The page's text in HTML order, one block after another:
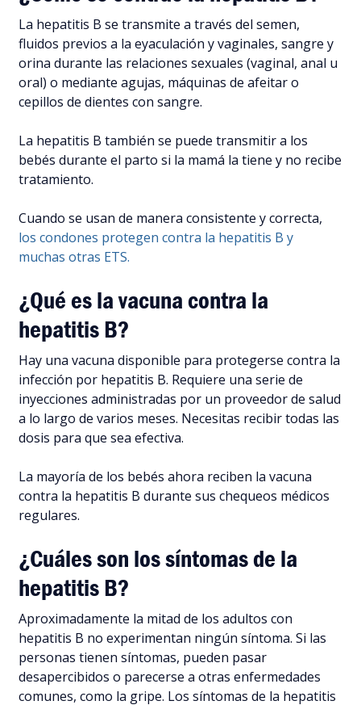
La hepatitis B se transmite a través del semen,
fluidos previos a la eyaculación y vaginales, sangre y
orina durante las relaciones sexuales (vaginal, anal u
oral) o mediante agujas, máquinas de afeitar o
cepillos de dientes con sangre.
La hepatitis B también se puede transmitir a los
bebés durante el parto si la mamá la tiene y no recibe
tratamiento.
Cuando se usan de manera consistente y correcta,
los condones protegen contra la hepatitis B y
muchas otras ETS.
¿Qué es la vacuna contra la
hepatitis B?
Hay una vacuna disponible para protegerse contra la
infección por hepatitis B. Requiere una serie de
inyecciones administradas por un proveedor de salud
a lo largo de varios meses. Necesitas recibir todas las
dosis para que sea efectiva.
La mayoría de los bebés ahora reciben la vacuna
contra la hepatitis B durante sus chequeos médicos
regulares.
¿Cuáles son los síntomas de la
hepatitis B?
Aproximadamente la mitad de los adultos con
hepatitis B no experimentan ningún síntoma. Si las
personas tienen síntomas, pueden pasar
desapercibidos o parecerse a otras enfermedades
comunes, como la gripe. Los síntomas de la hepatitis